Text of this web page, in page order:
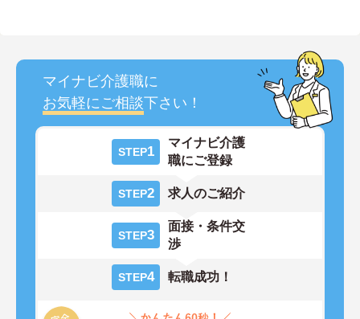
マイナビ介護職に
お気軽にご相談下さい！
STEP1
マイナビ介護
職にご登録
STEP2 求人のご紹介
STEP3
面接・条件交
渉
STEP4 転職成功！